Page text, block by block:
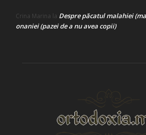
Crina Marina la Despre păcatul malahiei
onaniei (pazei de a nu avea copii)